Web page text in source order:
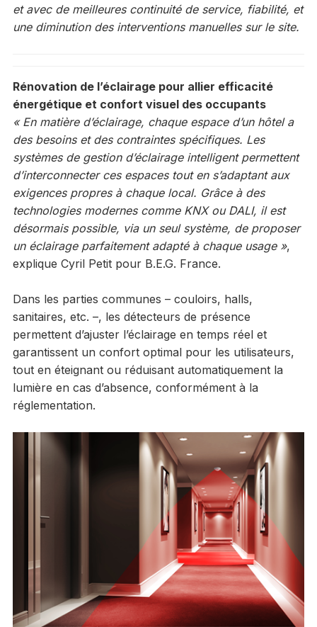
et avec de meilleures continuité de service, fiabilité, et
une diminution des interventions manuelles sur le site.
Rénovation de l’éclairage pour allier efficacité
énergétique et confort visuel des occupants
« En matière d’éclairage, chaque espace d’un hôtel a
des besoins et des contraintes spécifiques. Les
systèmes de gestion d’éclairage intelligent permettent
d’interconnecter ces espaces tout en s’adaptant aux
exigences propres à chaque local. Grâce à des
technologies modernes comme KNX ou DALI, il est
désormais possible, via un seul système, de proposer
un éclairage parfaitement adapté à chaque usage »,
explique Cyril Petit pour B.E.G. France.
Dans les parties communes – couloirs, halls,
sanitaires, etc. –, les détecteurs de présence
permettent d’ajuster l’éclairage en temps réel et
garantissent un confort optimal pour les utilisateurs,
tout en éteignant ou réduisant automatiquement la
lumière en cas d’absence, conformément à la
réglementation.